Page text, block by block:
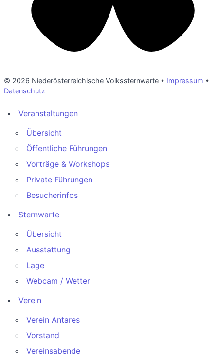
© 2026 Niederösterreichische Volkssternwarte • Impressum •
Datenschutz
Veranstaltungen
Übersicht
Öffentliche Führungen
Vorträge & Workshops
Private Führungen
Besucherinfos
Sternwarte
Übersicht
Ausstattung
Lage
Webcam / Wetter
Verein
Verein Antares
Vorstand
Vereinsabende